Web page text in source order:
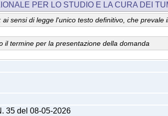
PER LO STUDIO E LA CURA DEI
sensi di legge l'unico testo definitivo, che
il termine per la presentazione della domanda
35 del 08-05-2026